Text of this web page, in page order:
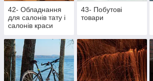
42- Обладнання
для салонів тату і
салонів краси
43- Побутові
товари